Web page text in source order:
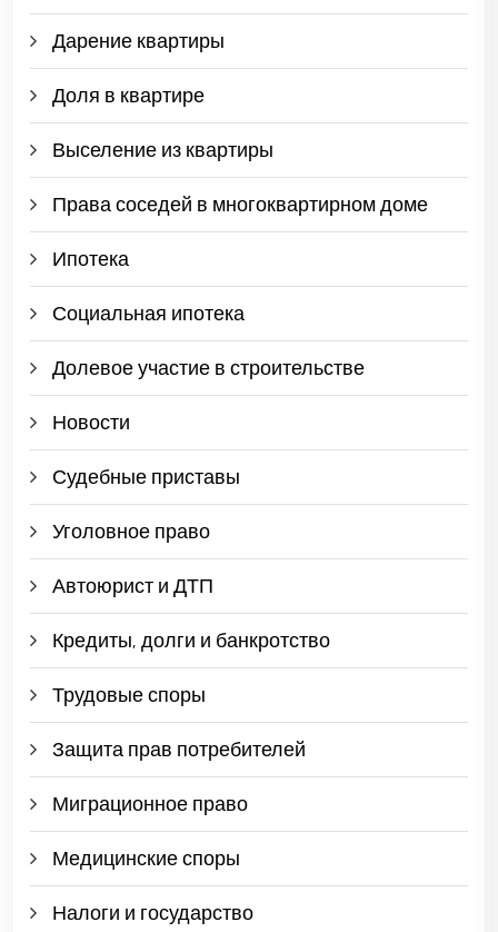
Дарение квартиры
Доля в квартире
Выселение из квартиры
Права соседей в многоквартирном доме
Ипотека
Социальная ипотека
Долевое участие в строительстве
Новости
Судебные приставы
Уголовное право
Автоюрист и ДТП
Кредиты, долги и банкротство
Трудовые споры
Защита прав потребителей
Миграционное право
Медицинские споры
Налоги и государство